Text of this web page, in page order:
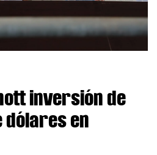
inversión de
dólares en